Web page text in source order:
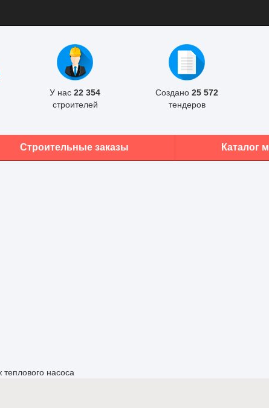
У нас 22 354
строителей
Создано 25 572
тендеров
Строительные заказы Каталог
насоса